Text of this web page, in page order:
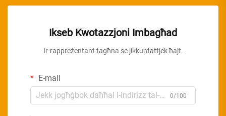
Ikseb Kwotazzjoni Imbagħad
Ir-rappreżentant tagħna se jikkuntattjek ħajt.
E-mail
0/100